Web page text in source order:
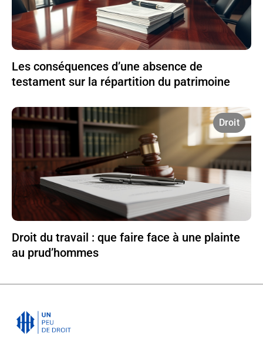
Les conséquences d’une absence de
testament sur la répartition du patrimoine
Droit
Droit du travail : que faire face à une plainte
au prud’hommes